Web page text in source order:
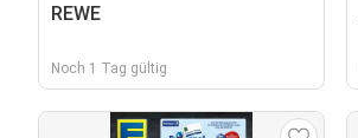
REWE
Noch 1 Tag gültig